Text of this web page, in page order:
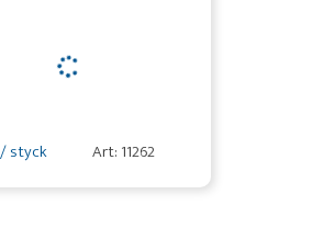
styck Art: 11262